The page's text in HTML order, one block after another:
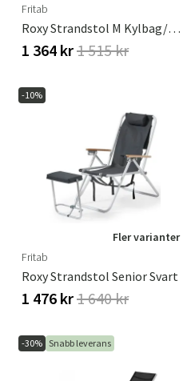
Fritab
Roxy Strandstol M Kylbag/Mobilficka Svart
1 364 kr1 515 kr
-10%
Fler varianter
Fritab
Roxy Strandstol Senior Svart
1 476 kr1 640 kr
-30% Snabb leverans